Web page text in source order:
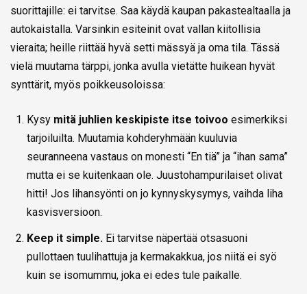
suorittajille: ei tarvitse. Saa käydä kaupan pakastealtaalla ja
autokaistalla. Varsinkin esiteinit ovat vallan kiitollisia
vieraita; heille riittää hyvä setti mässyä ja oma tila. Tässä
vielä muutama tärppi, jonka avulla vietätte huikean hyvät
synttärit, myös poikkeusoloissa:
Kysy mitä juhlien keskipiste itse toivoo esimerkiksi
tarjoiluilta. Muutamia kohderyhmään kuuluvia
seuranneena vastaus on monesti “En tiä” ja “ihan sama”
mutta ei se kuitenkaan ole. Juustohampurilaiset olivat
hitti! Jos lihansyönti on jo kynnyskysymys, vaihda liha
kasvisversioon.
Keep it simple. Ei tarvitse näpertää otsasuoni
pullottaen tuulihattuja ja kermakakkua, jos niitä ei syö
kuin se isomummu, joka ei edes tule paikalle.